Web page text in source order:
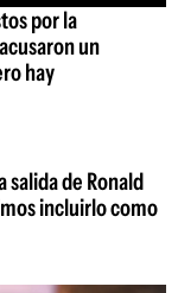
por la
un
hay
salida de Ronald
incluirlo como